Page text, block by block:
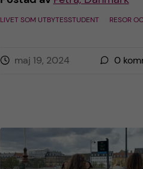
LIVET SOM UTBYTESSTUDENT RESOR
maj 19, 2024 0